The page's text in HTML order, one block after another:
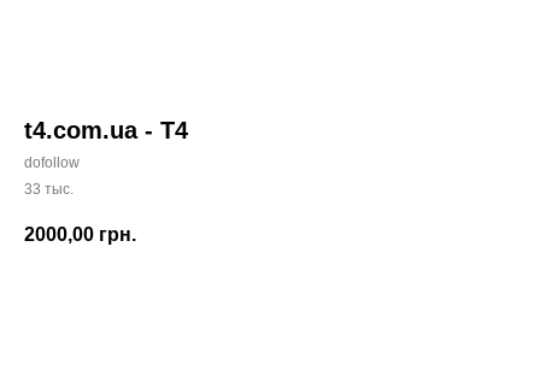
t4.com.ua - Т4
dofollow
33 тыс.
2000,00 грн.